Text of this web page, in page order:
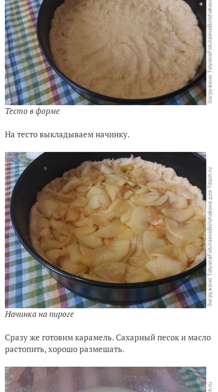
Тесто в форме
На тесто выкладываем начинку.
Начинка на пироге
Сразу же готовим карамель. Сахарный песок и масло
растопить, хорошо размешать.